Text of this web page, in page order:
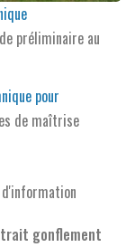
préliminaire au
pour
de maîtrise
gonflement